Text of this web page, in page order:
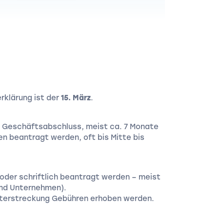
ist der15. März.
meist ca. 7 Monate
beantragt werden, oft bis Mitte bis
oder schriftlich beantragt werden – meist
Unternehmen).
Gebühren erhoben werden.